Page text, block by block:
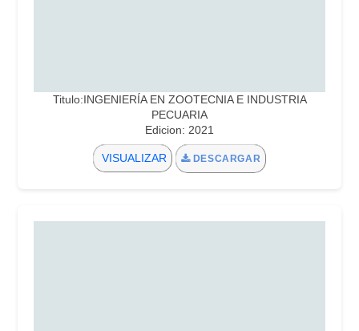
Titulo:INGENIERÍA EN ZOOTECNIA E INDUSTRIA
PECUARIA
Edicion: 2021
VISUALIZAR DESCARGAR